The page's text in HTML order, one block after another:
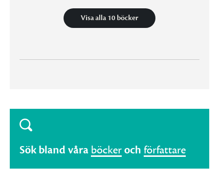
Visa alla 10 böcker
Sök bland våra böckeroch författare